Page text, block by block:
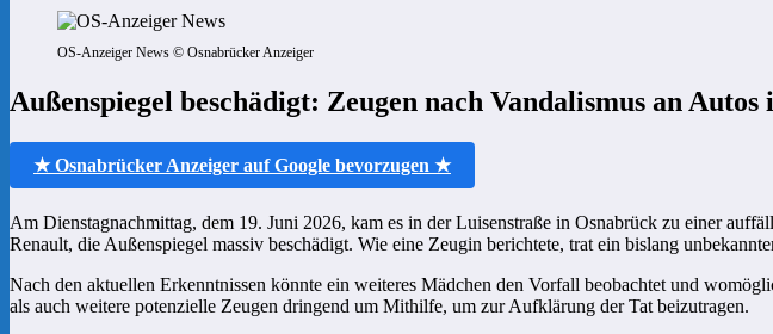
OS-Anzeiger News © Osnabrücker Anzeiger
Außenspiegel beschädigt: Zeugen nach Vandalismus an
★ Osnabrücker Anzeiger auf Google bevorzugen ★
Am Dienstagnachmittag, dem 19. Juni 2026, kam es in der Luisenstraße in Osnabrück zu einer
Renault, die Außenspiegel massiv beschädigt. Wie eine Zeugin berichtete, trat ein bislang
Nach den aktuellen Erkenntnissen könnte ein weiteres Mädchen den Vorfall beobachtet und
als auch weitere potenzielle Zeugen dringend um Mithilfe, um zur Aufklärung der Tat beizutragen.